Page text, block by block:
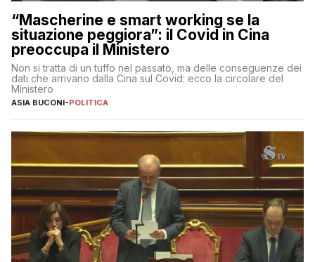
“Mascherine e smart working se la
situazione peggiora”: il Covid in Cina
preoccupa il Ministero
Non si tratta di un tuffo nel passato, ma delle conseguenze dei
dati che arrivano dalla Cina sul Covid: ecco la circolare del
Ministero
ASIA BUCONI-POLITICA